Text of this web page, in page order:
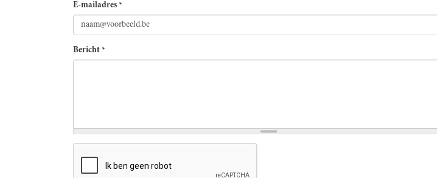
E-mailadres *
Bericht *